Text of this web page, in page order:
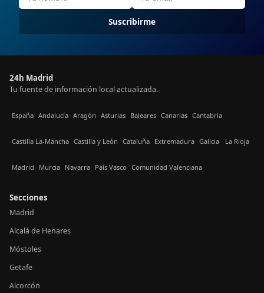
Suscribirme
24h Madrid
Tu fuente de información local actualizada.
España Andalucía Aragón Asturias Baleares Canarias Cantabria
Castilla La-Mancha Castilla y León Cataluña Extremadura Galicia La Rioja
Madrid Murcia Navarra País Vasco Comunidad Valenciana
Secciones
Madrid
Alcalá de Henares
Móstoles
Getafe
Alcorcón